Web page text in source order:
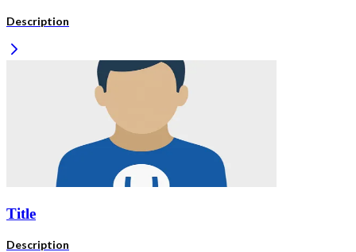
Description
Title
Description